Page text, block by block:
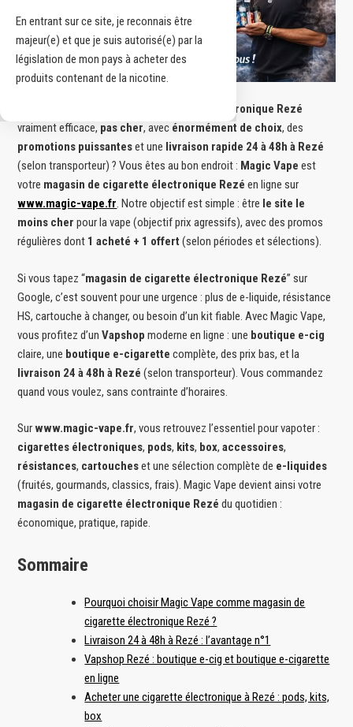
En entrant sur ce site, je reconnais être
majeur(e) et que je suis autorisé(e) par la
législation de mon pays à acheter des
produits contenant de la nicotine.
magasin de cigarette électronique Rezé
vraiment efficace, pas cher, avec énormément de choix, des
promotions puissanteset une livraison rapide 24 à 48h à Rezé
(selon transporteur) ? Vous êtes au bon endroit : Magic Vape est
votre magasin de cigarette électronique Rezé en ligne sur
www.magic-vape.fr. Notre objectif est simple : être le site le
moins cher pour la vape (objectif prix agressifs), avec des promos
régulières dont 1 acheté + 1 offert (selon périodes et sélections).
Si vous tapez “magasin de cigarette électronique Rezé” sur
Google, c’est souvent pour une urgence : plus de e-liquide, résistance
HS, cartouche à changer, ou besoin d’un kit fiable. Avec Magic Vape,
vous profitez d’unVapshop moderne en ligne : une boutique e-cig
claire, une boutique e-cigarette complète, des prix bas, et la
livraison 24 à 48h à Rezé (selon transporteur). Vous commandez
quand vous voulez, sans contrainte d’horaires.
Surwww.magic-vape.fr, vous retrouvez l’essentiel pour vapoter :
cigarettes électroniques, pods, kits, box,accessoires,
résistances, cartoucheset une sélection complète de e-liquides
(fruités, gourmands, classics, frais). Magic Vape devient ainsi votre
magasin de cigarette électronique Rezé du quotidien :
économique, pratique, rapide.
Sommaire
Pourquoi choisir Magic Vape comme magasin de
cigarette électronique Rezé ?
Livraison 24 à 48h à Rezé : l’avantage n°1
Vapshop Rezé : boutique e-cig et boutique e-cigarette
en ligne
Acheter une cigarette électronique à Rezé : pods, kits,
box